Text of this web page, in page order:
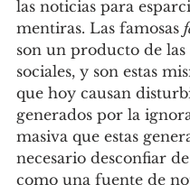
las noticias para
mentiras. Las famosas
son un producto de las
sociales, y son estas
que hoy causan
generados por la
masiva que estas
necesario desconfiar
como una fuente de